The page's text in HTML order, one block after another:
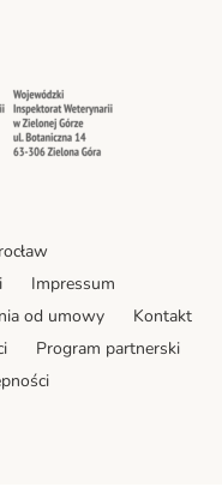
Security
Impressum
od umowy
Kontakt
Program partnerski